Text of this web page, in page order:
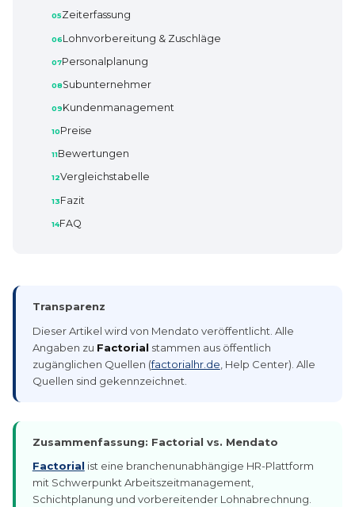
Zeiterfassung
Lohnvorbereitung & Zuschläge
Personalplanung
Subunternehmer
Kundenmanagement
Preise
Bewertungen
Vergleichstabelle
Fazit
FAQ
Transparenz
Dieser Artikel wird von Mendato veröffentlicht. Alle
Angaben zu Factorial stammen aus öffentlich
zugänglichen Quellen (factorialhr.de , Help Center). Alle
Quellen sind gekennzeichnet.
Zusammenfassung: Factorial vs. Mendato
Factorial ist eine branchenunabhängige HR-Plattform
mit Schwerpunkt Arbeitszeitmanagement,
Schichtplanung und vorbereitender Lohnabrechnung.